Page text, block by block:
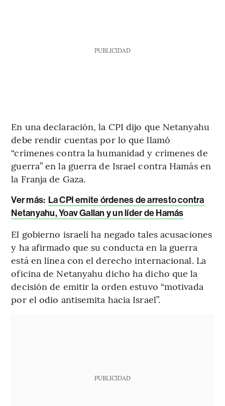
PUBLICIDAD
En una declaración, la CPI dijo que Netanyahu
debe rendir cuentas por lo que llamó
“crímenes contra la humanidad y crímenes de
guerra” en la guerra de Israel contra Hamás en
la Franja de Gaza.
Ver más: La CPI emite órdenes de arresto contra
Netanyahu, Yoav Gallan y un líder de Hamás
El gobierno israelí ha negado tales acusaciones
y ha afirmado que su conducta en la guerra
está en línea con el derecho internacional. La
oficina de Netanyahu dicho ha dicho que la
decisión de emitir la orden estuvo “motivada
por el odio antisemita hacia Israel”.
PUBLICIDAD